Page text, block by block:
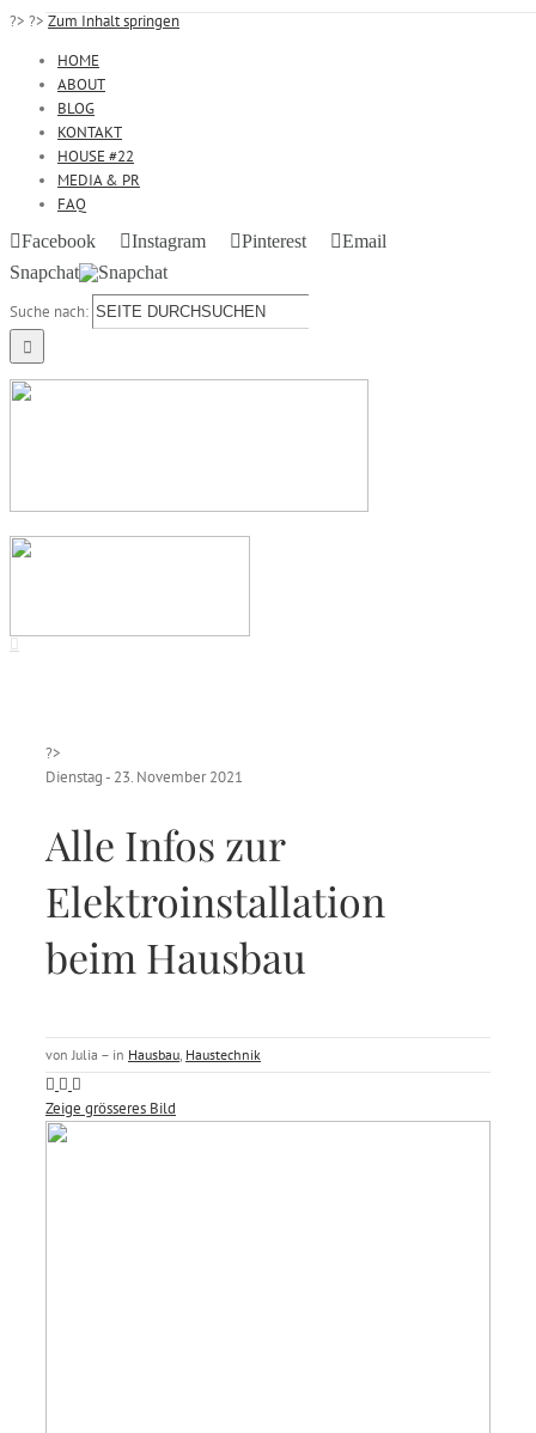
?> ?> Zum Inhalt springen
HOME
ABOUT
BLOG
KONTAKT
HOUSE #22
MEDIA & PR
FAQ
Facebook
Instagram Pinterest
Email
Snapchat
Suche nach:
?>
Dienstag - 23. November 2021
Alle Infos zur
Elektroinstallation
beim Hausbau
von Julia – in Hausbau Haustechnik
Zeige grösseres Bild